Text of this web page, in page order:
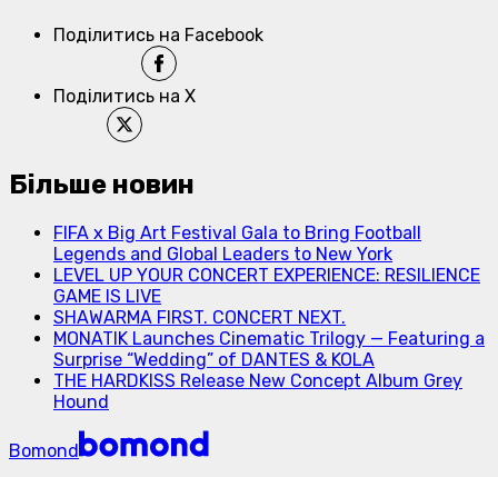
Поділитись на Facebook
Поділитись на X
Більше новин
FIFA x Big Art Festival Gala to Bring Football
Legends and Global Leaders to New York
LEVEL UP YOUR CONCERT EXPERIENCE: RESILIENCE
GAME IS LIVE
SHAWARMA FIRST. CONCERT NEXT.
MONATIK Launches Cinematic Trilogy — Featuring a
Surprise “Wedding” of DANTES & KOLA
THE HARDKISS Release New Concept Album Grey
Hound
Bomond